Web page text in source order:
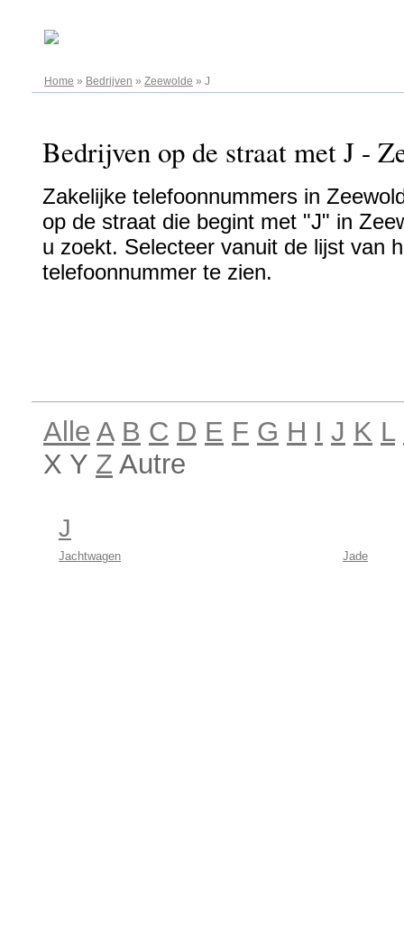
Home » Bedrijven » Zeewolde » J
Bedrijven op de straat met J -
Zakelijke telefoonnummers in
op de straat die begint met "J" in
u zoekt. Selecteer vanuit de lijst van
telefoonnummer te zien.
Alle A B C D E F G H I J K L
X Y Z Autre
J
Jachtwagen Jade